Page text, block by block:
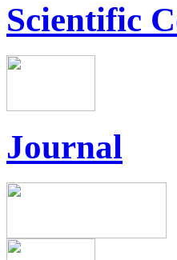
Scientific
Journal